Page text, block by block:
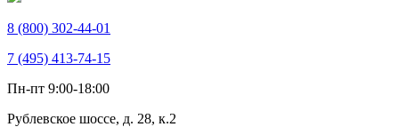
8 (800) 302-44-01
7 (495) 413-74-15
Пн-пт 9:00-18:00
Рублевское шоссе, д. 28, к.2